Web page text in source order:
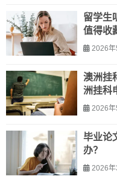
留学生
值得收
2026年
澳洲挂
洲挂科
2026年
毕业论
办？
2026